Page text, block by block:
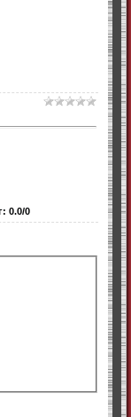
: 0.0/0